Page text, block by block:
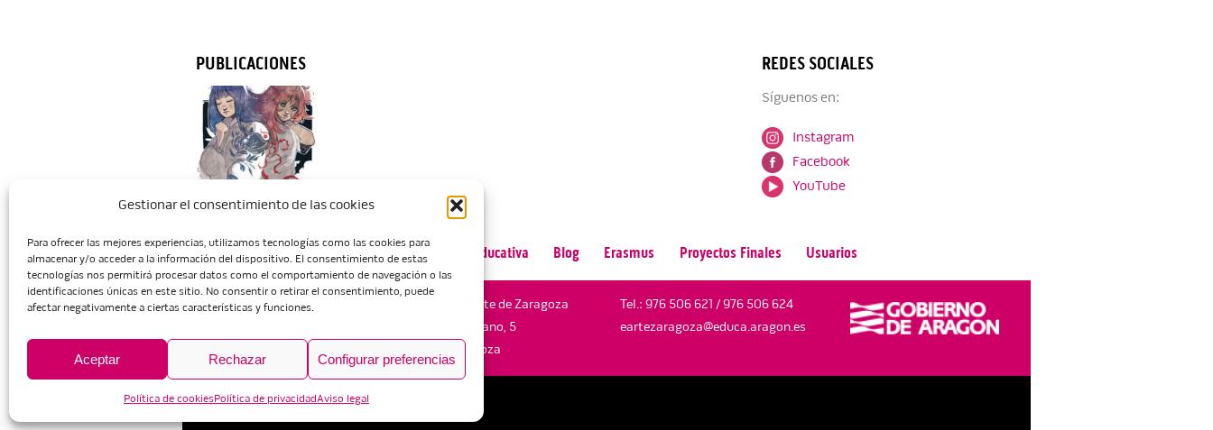
Gestionar el consentimiento de las cookies
Para ofrecer las mejores experiencias, utilizamos tecnologías como las cookies para
almacenar y/o acceder a la información del dispositivo. El consentimiento de estas
tecnologías nos permitirá procesar datos como el comportamiento de navegación o las
identificaciones únicas en este sitio. No consentir o retirar el consentimiento, puede
afectar negativamente a ciertas características y funciones.
Aceptar Rechazar Configurar preferencias
Política de cookiesPolítica de privacidadAviso legal
PUBLICACIONES REDES SOCIALES
Síguenos en:
Instagram
Facebook
YouTube
Inicio Escuela Administración Oferta Educativa Blog Erasmus Proyectos Finales Usuarios
Escuela de Arte de Zaragoza
María Zambrano, 5
50018 Zaragoza
Tel.: 976 506 621 /976 506 624
eartezaragoza@educa.aragon.es
Aviso legal Política de privacidad